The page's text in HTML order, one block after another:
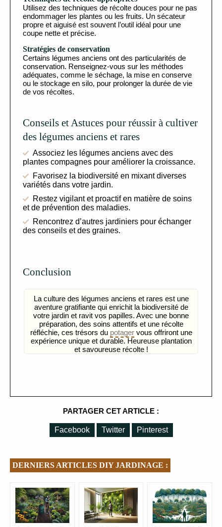
Utilisez des techniques de récolte douces pour ne pas
endommager les plantes ou les fruits. Un sécateur
propre et aiguisé est souvent l’outil idéal pour une
coupe nette et précise.
Stratégies de conservation
Certains légumes anciens ont des particularités de
conservation. Renseignez-vous sur les méthodes
adéquates, comme le séchage, la mise en conserve
ou le stockage en silo, pour prolonger la durée de vie
de vos récoltes.
Conseils et Astuces pour réussir à cultiver
des légumes anciens et rares
Associez les légumes anciens avec des
plantes compagnes pour améliorer la croissance.
Favorisez la biodiversité en mixant diverses
variétés dans votre jardin.
Restez vigilant et proactif en matière de soins
et de prévention des maladies.
Rencontrez d’autres jardiniers pour échanger
des conseils et des graines.
Conclusion
La culture des légumes anciens et rares est une
aventure gratifiante qui enrichit la biodiversité de
votre jardin et ravit vos papilles. Avec une bonne
préparation, des soins attentifs et une récolte
réfléchie, ces trésors du potagervous offriront une
expérience unique et durable. Heureuse plantation
et savoureuse récolte !
PARTAGER CET ARTICLE :
Facebook Twitter Pinterest
DERNIERS ARTICLES DIY JARDINAGE :